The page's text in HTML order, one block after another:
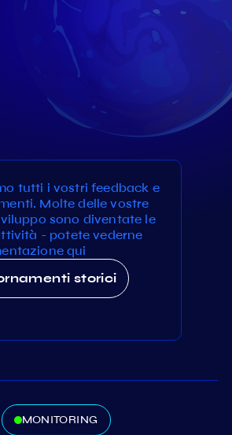
tutti i vostri feedback e
Molte delle vostre
sono diventate le
- potete vederne
qui
storici
MONITORING